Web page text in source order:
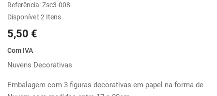
Referência:Zsc3-008
Disponível:2 Itens
5,50 €
Com IVA
Nuvens Decorativas
Embalagem com 3 figuras decorativas em papel na forma de